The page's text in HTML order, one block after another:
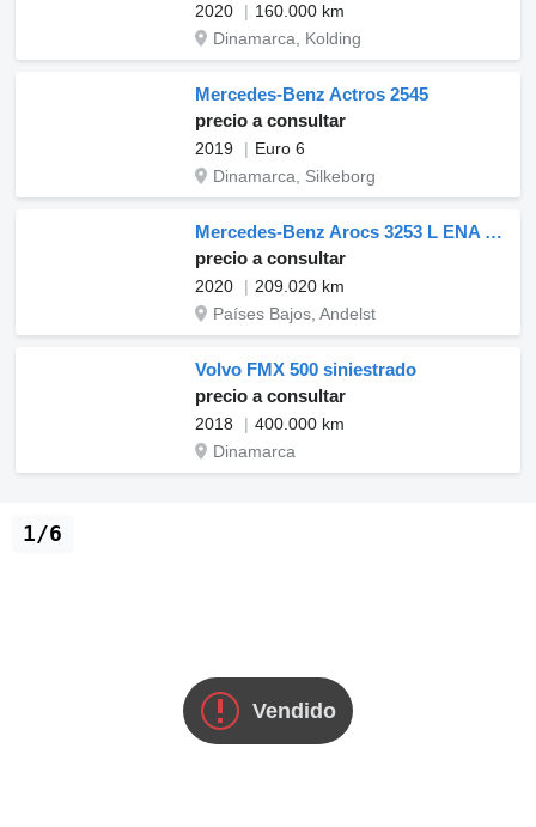
2020
160.000 km
Dinamarca, Kolding
Mercedes-Benz Actros 2545
precio a consultar
2019
Euro 6
Dinamarca, Silkeborg
Mercedes-Benz Arocs 3253 L ENA 8X2/4 HMF2820 KRAAN / KRAN/ CRANE MET TF.324 KA
precio a consultar
2020
209.020 km
Países Bajos, Andelst
Volvo FMX 500 siniestrado
precio a consultar
2018
400.000 km
Dinamarca
Vendido
1/6